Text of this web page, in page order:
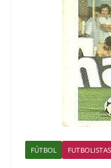
FÚTBOL FUTBOLISTAS